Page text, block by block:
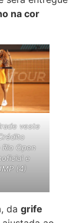
na cor
veste
Rio Open
e
(4)
da grife